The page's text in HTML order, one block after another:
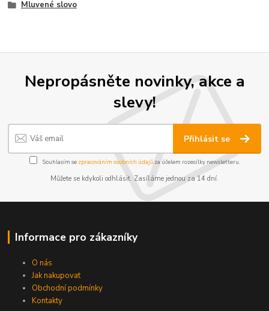
Mluvené slovo
Nepropásněte novinky, akce a
slevy!
Přihlásit se
Souhlasím se zpracováním osobních údajůza účelem rozesílky newsletteru.
Můžete se kdykoli odhlásit. Zasíláme jednou za 14 dní.
Informace pro zákazníky
O nás
Jak nakupovat
Obchodní podmínky
Kontakty